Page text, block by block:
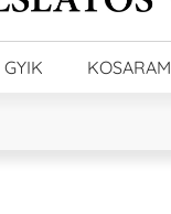
GYIK KOSARAM